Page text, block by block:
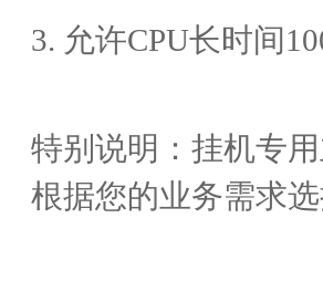
3. 允许CPU长时间
特别说明：挂机专
根据您的业务需求